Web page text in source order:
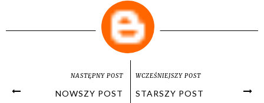
NASTĘPNY POST
NOWSZY POST
WCZEŚNIEJSZY POST
STARSZY POST